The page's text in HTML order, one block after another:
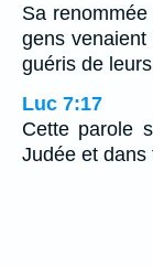
Sa
gens
guéris de
Luc 7:17
Cette parole
Judée et dans